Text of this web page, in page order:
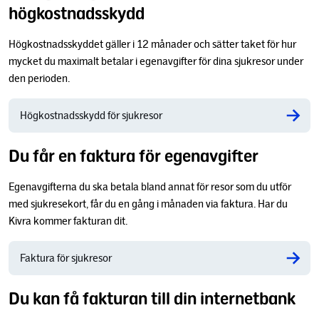
högkostnadsskydd
Högkostnadsskyddet gäller i 12 månader och sätter taket för hur
mycket du maximalt betalar i egenavgifter för dina sjukresor under
den perioden.
Högkostnadsskydd för sjukresor
Du får en faktura för egenavgifter
Egenavgifterna du ska betala bland annat för resor som du utför
med sjukresekort, får du en gång i månaden via faktura. Har du
Kivra kommer fakturan dit.
Faktura för sjukresor
Du kan få fakturan till din internetbank